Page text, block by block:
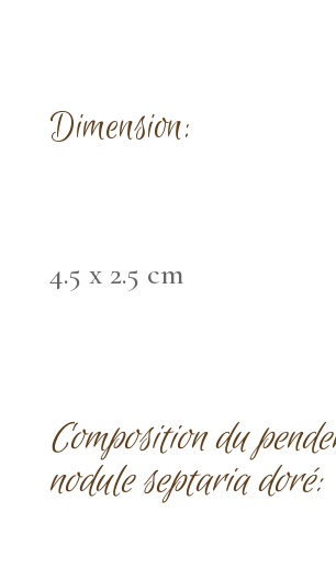
Dimension:
4.5 x 2.5 cm
Composition du
nodule septaria doré: